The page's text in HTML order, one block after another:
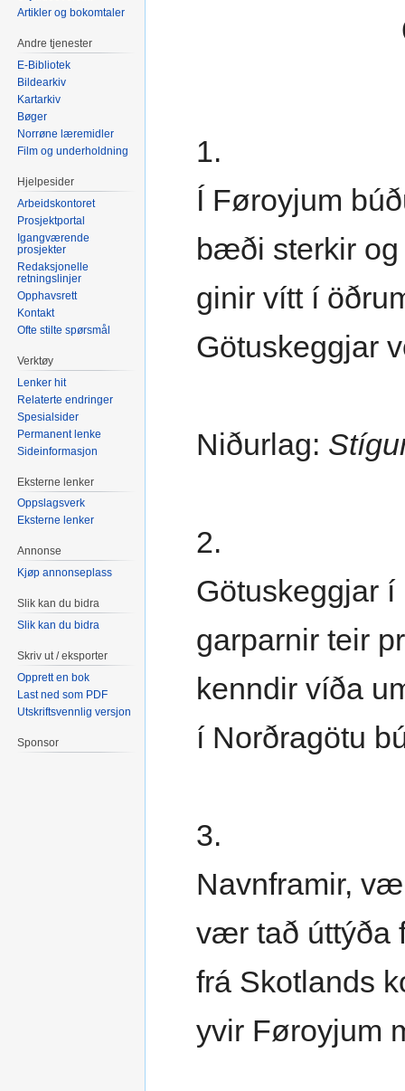
1.
Í Føroyjum
bæði sterkir og
ginir vítt í
Götuskeggjar
Niðurlag:
2.
Götuskeggjar í
garparnir teir
kenndir víða
í Norðragötu
3.
Navnframir,
vær tað úttýða
frá Skotlands
yvir Føroyjum
Artikler og bokomtaler
Andre tjenester
E-Bibliotek
Bildearkiv
Kartarkiv
Bøger
Norrøne læremidler
Film og underholdning
Hjelpesider
Arbeidskontoret
Prosjektportal
Igangværende
prosjekter
Redaksjonelle
retningslinjer
Opphavsrett
Kontakt
Ofte stilte spørsmål
Verktøy
Lenker hit
Relaterte endringer
Spesialsider
Permanent lenke
Sideinformasjon
Eksterne lenker
Oppslagsverk
Eksterne lenker
Annonse
Kjøp annonseplass
Slik kan du bidra
Slik kan du bidra
Skriv ut / eksporter
Opprett en bok
Last ned som PDF
Utskriftsvennlig versjon
Sponsor